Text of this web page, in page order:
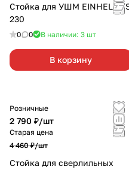
Стойка для УШМ EINHELL
230
0 0 В наличии: 3 шт
В корзину
Розничные
2 790 ₽/шт
Старая цена
4 460 ₽/шт
Стойка для сверлильных